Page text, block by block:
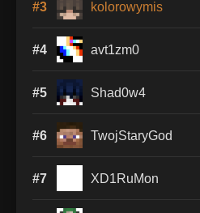
#3 kolorowymis
#4 avt1zm0
#5 Shad0w4
#6 TwojStaryGod
#7 XD1RuMon